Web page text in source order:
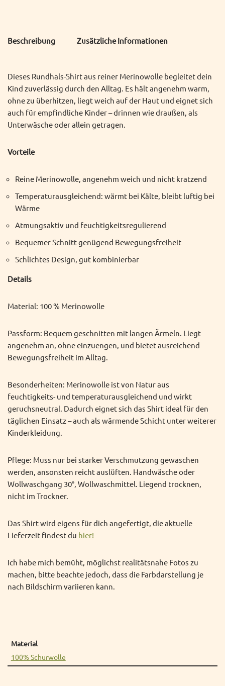
Beschreibung Zusätzliche Informationen
Dieses Rundhals-Shirt aus reiner Merinowolle begleitet dein
Kind zuverlässig durch den Alltag. Es hält angenehm warm,
ohne zu überhitzen, liegt weich auf der Haut und eignet sich
auch für empfindliche Kinder – drinnen wie draußen, als
Unterwäsche oder allein getragen.
Vorteile
Reine Merinowolle, angenehm weich und nicht kratzend
Temperaturausgleichend: wärmt bei Kälte, bleibt luftig bei
Wärme
Atmungsaktiv und feuchtigkeitsregulierend
Bequemer Schnitt genügend Bewegungsfreiheit
Schlichtes Design, gut kombinierbar
Details
Material: 100 % Merinowolle
Passform: Bequem geschnitten mit langen Ärmeln. Liegt
angenehm an, ohne einzuengen, und bietet ausreichend
Bewegungsfreiheit im Alltag.
Besonderheiten: Merinowolle ist von Natur aus
feuchtigkeits- und temperaturausgleichend und wirkt
geruchsneutral. Dadurch eignet sich das Shirt ideal für den
täglichen Einsatz – auch als wärmende Schicht unter weiterer
Kinderkleidung.
Pflege: Muss nur bei starker Verschmutzung gewaschen
werden, ansonsten reicht auslüften. Handwäsche oder
Wollwaschgang 30°, Wollwaschmittel. Liegend trocknen,
nicht im Trockner.
Das Shirt wird eigens für dich angefertigt, die aktuelle
Lieferzeit findest du hier!
Ich habe mich bemüht, möglichst realitätsnahe Fotos zu
machen, bitte beachte jedoch, dass die Farbdarstellung je
nach Bildschirm variieren kann.
Material
100% Schurwolle